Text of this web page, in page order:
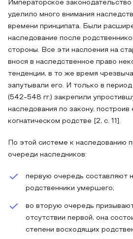
Императорское
уделило много внимания
времени принципата. Были
наследование после
стороны. Все эти наслоения на
внося в наследственное право
тенденции, в то же время
запутывали его. И только в
(542-548 гг.) закрепили
наследования по закону,
когнатическом родстве [2, с. 11].
По этой системе к наследованию
очереди наследников:
первую очередь составляют
родственники умершего;
во вторую очередь
отсутствии первой, она
степени восходящих